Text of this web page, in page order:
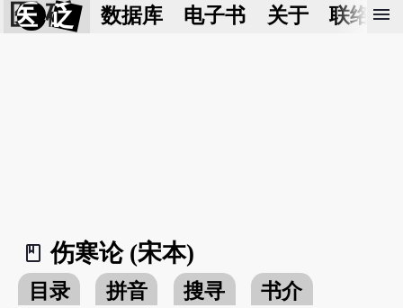
医 砭 数据库 电子书 关于 联络我
menu
book_2
伤寒论 (宋本)
目录 拼音 搜寻
书介